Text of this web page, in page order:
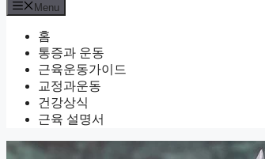
Menu
홈
통증과 운동
근육운동가이드
교정과운동
건강상식
근육 설명서